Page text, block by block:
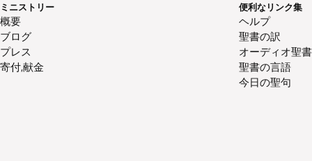
ミニストリー
概要
ブログ
プレス
寄付,献金
便利なリンク集
ヘルプ
聖書の訳
オーディオ聖書
聖書の言語
今日の聖句